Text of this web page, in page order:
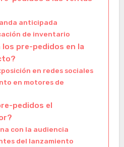
anticipada
de inventario
pre-pedidos en la
en redes sociales
en motores de
pedidos el
con la audiencia
del lanzamiento